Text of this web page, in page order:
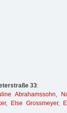
33:
Abrahamssohn,
, Else Grossmeyer,